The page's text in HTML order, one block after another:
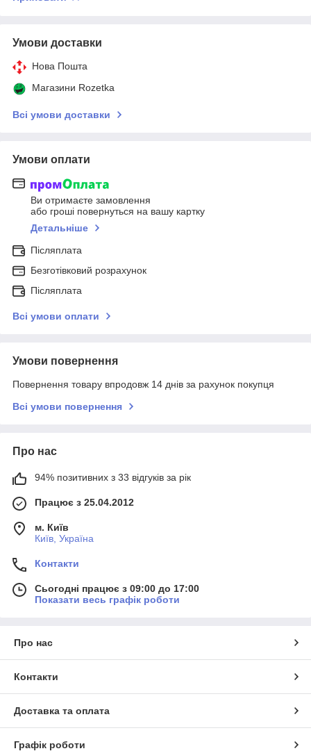
Умови доставки
Нова Пошта
Магазини Rozetka
Всі умови доставки
Умови оплати
Ви отримаєте замовлення
або гроші повернуться на вашу картку
Детальніше
Післяплата
Безготівковий розрахунок
Післяплата
Всі умови оплати
Умови повернення
Повернення товару впродовж 14 днів за рахунок покупця
Всі умови повернення
Про нас
94% позитивних з 33 відгуків за рік
Працює з 25.04.2012
м. Київ
Київ, Україна
Контакти
Сьогодні працює з 09:00 до 17:00
Показати весь графік роботи
Про нас
Контакти
Доставка та оплата
Графік роботи